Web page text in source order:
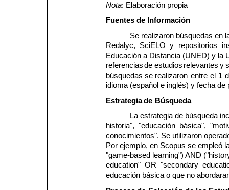
Nota: Elaboración propia
Fuentes de Información
Se realizaron búsquedas en
Redalyc,
SciELO y repositorios
Educación a Distancia (UNED) y la
referencias de estudios relevantes y
búsquedas se realizaron entre el 1
idioma (español e inglés) y fecha de
Estrategia de Búsqueda
La estrategia de búsqueda
historia",  "educación  básica",
conocimientos". Se utilizaron
Por ejemplo, en Scopus se empleó
"game-based learning") AND
education"  OR  "secondary
educación básica o que no